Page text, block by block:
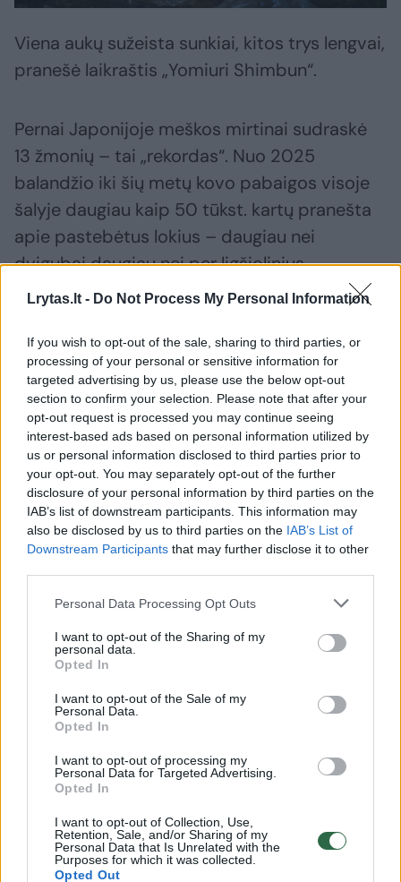
Lrytas.lt - Do Not Process My Personal Information
If you wish to opt-out of the sale, sharing to third parties, or
processing of your personal or sensitive information for
targeted advertising by us, please use the below opt-out
section to confirm your selection. Please note that after your
opt-out request is processed you may continue seeing
interest-based ads based on personal information utilized by
us or personal information disclosed to third parties prior to
your opt-out. You may separately opt-out of the further
disclosure of your personal information by third parties on the
IAB’s list of downstream participants. This information may
also be disclosed by us to third parties on the IAB’s List of
Downstream Participants that may further disclose it to other
Personal Data Processing Opt Outs
I want to opt-out of the Sharing of my
personal data.
Opted In
I want to opt-out of the Sale of my
Personal Data.
Opted In
I want to opt-out of processing my
Personal Data for Targeted Advertising.
Opted In
I want to opt-out of Collection, Use,
Retention, Sale, and/or Sharing of my
Personal Data that Is Unrelated with the
Purposes for which it was collected.
Opted Out
Viena aukų sužeista sunkiai, kitos trys lengvai,
pranešė laikraštis „Yomiuri Shimbun“.
Pernai Japonijoje meškos mirtinai sudraskė
13 žmonių – tai „rekordas“. Nuo 2025
balandžio iki šių metų kovo pabaigos visoje
šalyje daugiau kaip 50 tūkst. kartų pranešta
apie pastebėtus lokius – daugiau nei
dvigubai daugiau nei per ligšiolinius
rekordinius 2023 metus.
Ekspertai augančius skaičius aiškina greitai
didėjančia lokių populiacija ir spartėjančiu
kaimo vietovių tuštėjimu Japonijoje. Pernai
šalies miškuose, be to, buvo mažai gilių, todėl
lokiai leidosi ieškoti maisto kitur. Jau yra
buvę atvejų, kai jie brovėsi į prekybos
centrus ir bastėsi netoli mokyklų.
Sukrėtimas Lenkijoje: lokys
mirtinai sudraskė 58 metų
moterį
rudasis